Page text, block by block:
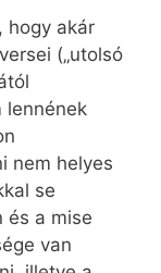
hogy akár
(„utolsó
lennének
nem helyes
se
és a mise
van